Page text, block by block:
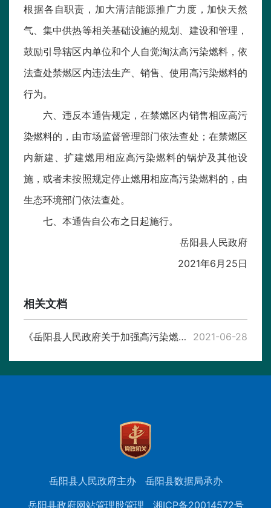
根据各自职责，加大清洁能源推广力度，加快天然
气、集中供热等相关基础设施的规划、建设和管理，
鼓励引导辖区内单位和个人自觉淘汰高污染燃料，依
法查处禁燃区内违法生产、销售、使用高污染燃料的
行为。
六、违反本通告规定，在禁燃区内销售相应高污
染燃料的，由市场监督管理部门依法查处；在禁燃区
内新建、扩建燃用相应高污染燃料的锅炉及其他设
施，或者未按照规定停止燃用相应高污染燃料的，由
生态环境部门依法查处。
七、本通告自公布之日起施行。
岳阳县人民政府
2021年6月25日
相关文档
《岳阳县人民政府关于加强高污染燃料禁燃区管理的通告》解读 2021-06-28
岳阳县人民政府主办
岳阳县数据局承办
岳阳县政府网站管理股管理
湘ICP备20014572号